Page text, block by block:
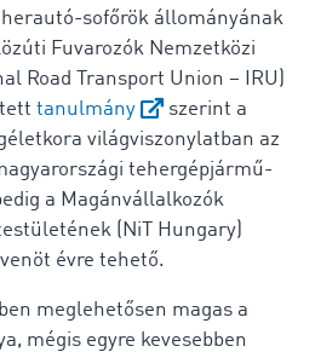
sofőrök állományának
Fuvarozók Nemzetközi
Road Transport Union – IRU)
tanulmány
szerint a
világviszonylatban az
tehergépjármű-
a Magánvállalkozók
(NiT Hungary)
évre tehető.
meglehetősen magas a
mégis egyre kevesebben